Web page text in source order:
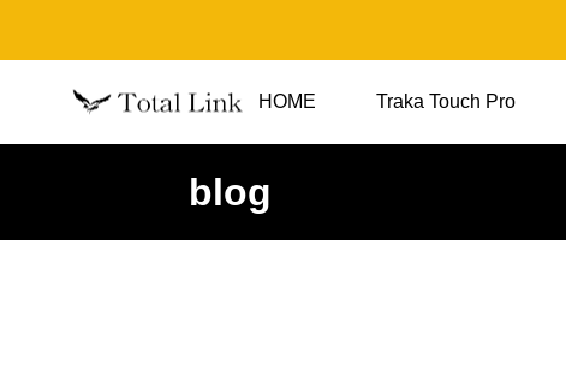
HOME Traka Touch Pro
blog